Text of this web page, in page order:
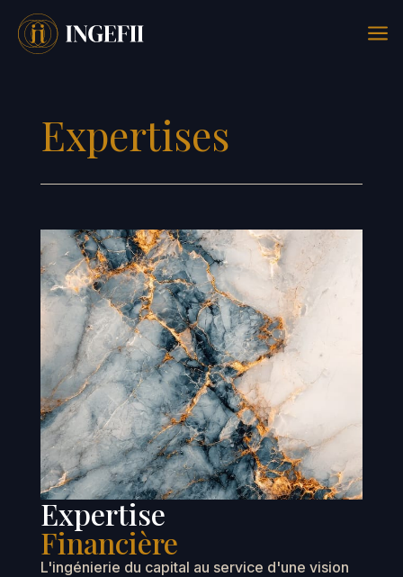
a
Expertises
Expertise
Financière
L'ingénierie du capital au service d'une vision